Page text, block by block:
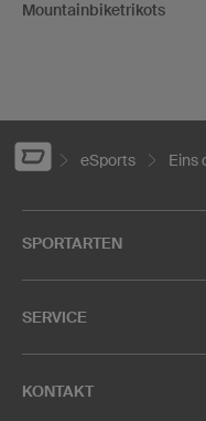
Mountainbiketrikots
eSports Eins
SPORTARTEN
SERVICE
KONTAKT